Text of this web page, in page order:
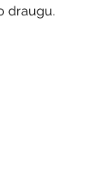
draugu.